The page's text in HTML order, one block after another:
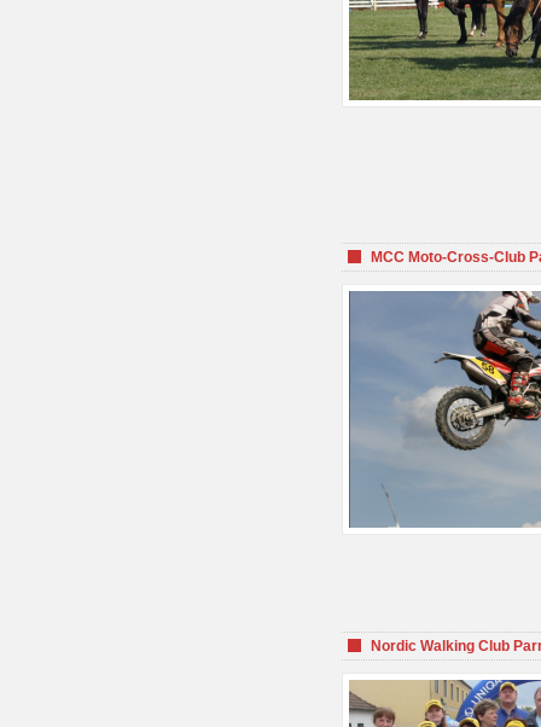
MCC Moto-Cross-Club
Nordic Walking Club